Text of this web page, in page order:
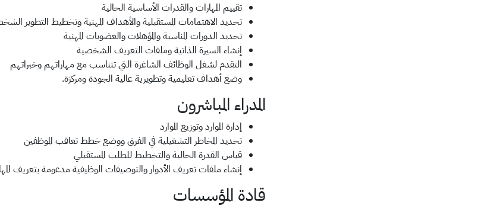
تقييم المهارات والقدرات الأساسية الحالية
تحديد الاهتمامات المستقبلية والأهداف المهنية وتخطيط التطوير
تحديد الدورات المناسبة والمؤهلات والعضويات المهنية
إنشاء السيرة الذاتية وملفات التعريف الشخصية
التقدم لشغل الوظائف الشاغرة التي تتناسب مع مهاراتهم وخبراتهم
وضع أهداف تعليمية وتطويرية عالية الجودة ومركزة.
المدراء المباشرون
إدارة الموارد وتوزيع الموارد
تحديد المخاطر التشغيلية في الفرق ووضع خطط تعاقب الموظفين
قياس القدرة الحالية والتخطيط للطلب المستقبلي
إنشاء ملفات تعريف الأدوار والتوصيفات الوظيفية مدعومة بتعريف
قادة المؤسسات